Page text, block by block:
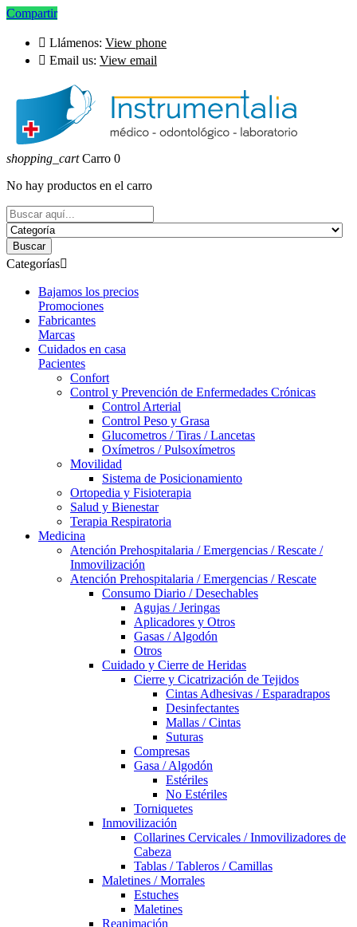
Compartir
 Llámenos: View phone
 Email us: View email
shopping_cart Carro 0
No hay productos en el carro
Buscar
Categorías
Bajamos los precios
Promociones
Fabricantes
Marcas
Cuidados en casa
Pacientes
Confort
Control y Prevención de Enfermedades Crónicas
Control Arterial
Control Peso y Grasa
Glucometros / Tiras / Lancetas
Oxímetros / Pulsoxímetros
Movilidad
Sistema de Posicionamiento
Ortopedia y Fisioterapia
Salud y Bienestar
Terapia Respiratoria
Medicina
Atención Prehospitalaria / Emergencias / Rescate /
Inmovilización
Atención Prehospitalaria / Emergencias / Rescate
Consumo Diario / Desechables
Agujas / Jeringas
Aplicadores y Otros
Gasas / Algodón
Otros
Cuidado y Cierre de Heridas
Cierre y Cicatrización de Tejidos
Cintas Adhesivas / Esparadrapos
Desinfectantes
Mallas / Cintas
Suturas
Compresas
Gasa / Algodón
Estériles
No Estériles
Torniquetes
Inmovilización
Collarines Cervicales / Inmovilizadores de
Cabeza
Tablas / Tableros / Camillas
Maletines / Morrales
Estuches
Maletines
Reanimación